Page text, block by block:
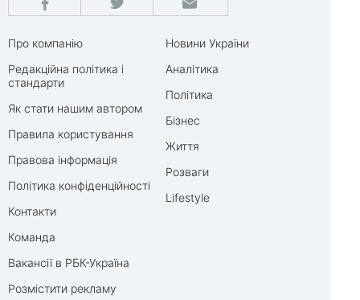
Про компанію
Редакційна політика і
стандарти
Як стати нашим автором
Правила користування
Правова інформація
Політика конфіденційності
Контакти
Команда
Вакансії в РБК-Україна
Розмістити рекламу
Новини України
Аналітика
Політика
Бізнес
Життя
Розваги
Lifestyle